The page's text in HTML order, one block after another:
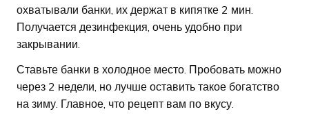
охватывали банки, их держат в кипятке 2 мин.
Получается дезинфекция, очень удобно при
закрывании.
Ставьте банки в холодное место. Пробовать можно
через 2 недели, но лучше оставить такое богатство
на зиму. Главное, что рецепт вам по вкусу.